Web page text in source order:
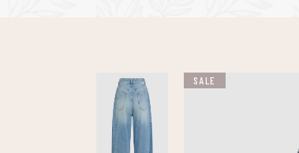
SALE